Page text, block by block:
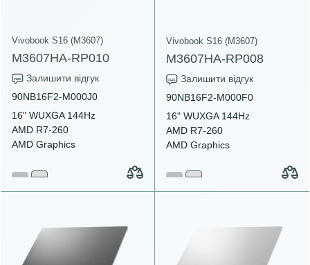
Vivobook S16 (M3607)
M3607HA-RP010
Залишити відгук
90NB16F2-M000J0
16" WUXGA 144Hz
AMD R7-260
AMD Graphics
Vivobook S16 (M3607)
M3607HA-RP008
Залишити відгук
90NB16F2-M000F0
16" WUXGA 144Hz
AMD R7-260
AMD Graphics